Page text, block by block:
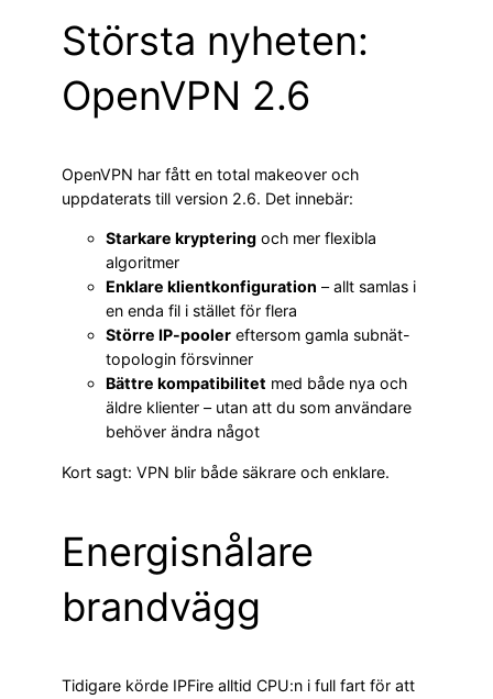
Största nyheten:
OpenVPN 2.6
OpenVPN har fått en total makeover och
uppdaterats till version 2.6. Det innebär:
Starkare kryptering och mer flexibla
algoritmer
Enklare klientkonfiguration – allt samlas i
en enda fil i stället för flera
Större IP-pooler eftersom gamla subnät-
topologin försvinner
Bättre kompatibilitet med både nya och
äldre klienter – utan att du som användare
behöver ändra något
Kort sagt: VPN blir både säkrare och enklare.
Energisnålare
brandvägg
Tidigare körde IPFire alltid CPU:n i full fart för att